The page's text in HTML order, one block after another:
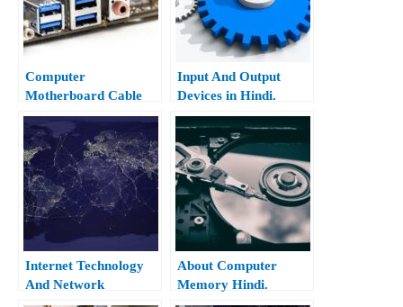
Computer
Motherboard Cable
And Port Type In
Hindi.
Input And Output
Devices in Hindi.
Internet Technology
And Network
Protocols In Hindi.
About Computer
Memory Hindi.